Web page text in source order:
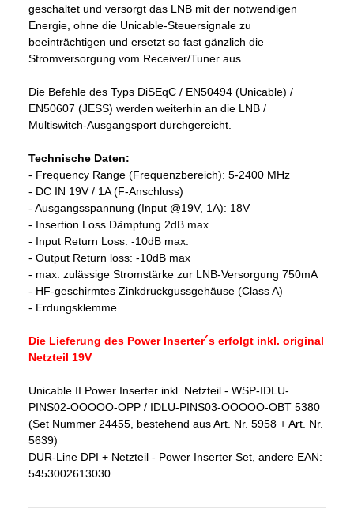
geschaltet und versorgt das LNB mit der notwendigen
Energie, ohne die Unicable-Steuersignale zu
beeinträchtigen und ersetzt so fast gänzlich die
Stromversorgung vom Receiver/Tuner aus.
Die Befehle des Typs DiSEqC / EN50494 (Unicable) /
EN50607 (JESS) werden weiterhin an die LNB /
Multiswitch-Ausgangsport durchgereicht.
Technische Daten:
- Frequency Range (Frequenzbereich): 5-2400 MHz
- DC IN 19V / 1A (F-Anschluss)
- Ausgangsspannung (Input @19V, 1A): 18V
- Insertion Loss Dämpfung 2dB max.
- Input Return Loss: -10dB max.
- Output Return loss: -10dB max
- max. zulässige Stromstärke zur LNB-Versorgung 750mA
- HF-geschirmtes Zinkdruckgussgehäuse (Class A)
- Erdungsklemme
Die Lieferung des Power Inserter´s erfolgt inkl. original
Netzteil 19V
Unicable II Power Inserter inkl. Netzteil - WSP-IDLU-
PINS02-OOOOO-OPP / IDLU-PINS03-OOOOO-OBT 5380
(Set Nummer 24455, bestehend aus Art. Nr. 5958 + Art. Nr.
5639)
DUR-Line DPI + Netzteil - Power Inserter Set, andere EAN:
5453002613030